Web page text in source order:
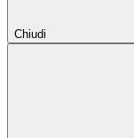
Chiudi